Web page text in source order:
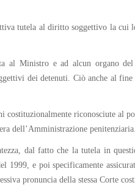
tutela al diritto soggettivo la cui
al Ministro e ad alcun organo
dei detenuti. Ciò anche al
riconosciute al
dell’Amministrazione penitenziaria.
dal fatto che la tutela in
1999, e poi specificamente
pronuncia della stessa Corte